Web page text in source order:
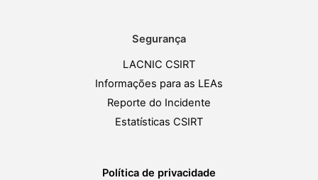
Segurança
LACNIC CSIRT
Informações para as LEAs
Reporte do Incidente
Estatísticas CSIRT
Política de privacidade